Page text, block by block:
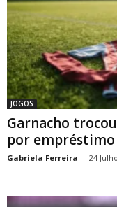
JOGOS
Garnacho
por empréstimo
Gabriela Ferreira - 24